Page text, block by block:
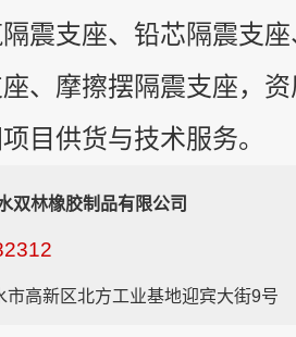
震支座、铅芯隔震支
、摩擦摆隔震支座，
目供货与技术服务。
双林橡胶制品有限公司
市高新区北方工业基地迎宾大街9号